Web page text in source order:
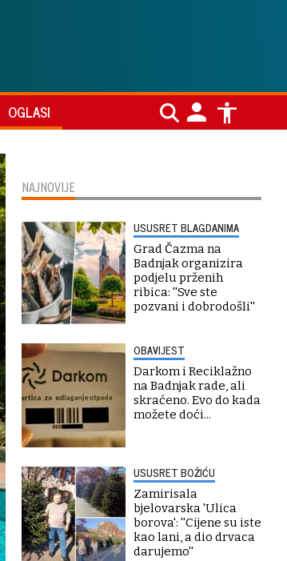
OGLASI
NAJNOVIJE
USUSRET BLAGDANIMA
Grad Čazma na
Badnjak organizira
podjelu prženih
ribica: ''Sve ste
pozvani i dobrodošli''
OBAVIJEST
Darkom i Reciklažno
na Badnjak rade, ali
skraćeno. Evo do kada
možete doći...
USUSRET BOŽIĆU
Zamirisala
bjelovarska 'Ulica
borova': ''Cijene su iste
kao lani, a dio drvaca
darujemo''